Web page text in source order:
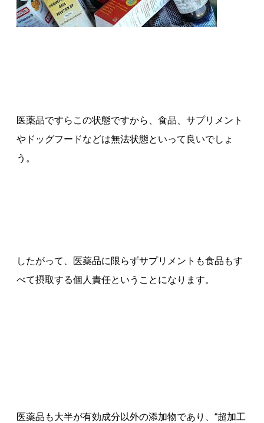
医薬品ですらこの状態ですから、食品、サプリメント
やドッグフードなどは無法状態といって良いでしょ
う。
したがって、医薬品に限らずサプリメントも食品もす
べて摂取する個人責任ということになります。
医薬品も大半が有効成分以外の添加物であり、“超加工